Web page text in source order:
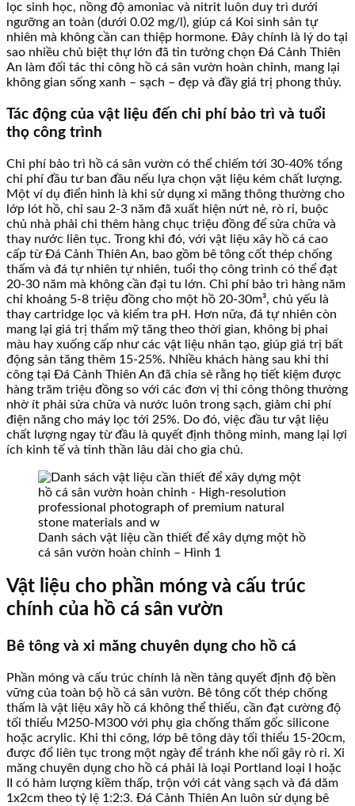
lọc sinh học, nồng độ amoniac và nitrit luôn duy trì dưới
ngưỡng an toàn (dưới 0.02 mg/l), giúp cá Koi sinh sản tự
nhiên mà không cần can thiệp hormone. Đây chính là lý do tại
sao nhiều chủ biệt thự lớn đã tin tưởng chọn Đá Cảnh Thiên
An làm đối tác thi công hồ cá sân vườn hoàn chỉnh, mang lại
không gian sống xanh – sạch – đẹp và đầy giá trị phong thủy.
Tác động của vật liệu đến chi phí bảo trì và tuổi
thọ công trình
Chi phí bảo trì hồ cá sân vườn có thể chiếm tới 30-40% tổng
chi phí đầu tư ban đầu nếu lựa chọn vật liệu kém chất lượng.
Một ví dụ điển hình là khi sử dụng xi măng thông thường cho
lớp lót hồ, chỉ sau 2-3 năm đã xuất hiện nứt nẻ, rò rỉ, buộc
chủ nhà phải chi thêm hàng chục triệu đồng để sửa chữa và
thay nước liên tục. Trong khi đó, với vật liệu xây hồ cá cao
cấp từ Đá Cảnh Thiên An, bao gồm bê tông cốt thép chống
thấm và đá tự nhiên tự nhiên, tuổi thọ công trình có thể đạt
20-30 năm mà không cần đại tu lớn. Chi phí bảo trì hàng năm
chỉ khoảng 5-8 triệu đồng cho một hồ 20-30m³, chủ yếu là
thay cartridge lọc và kiểm tra pH. Hơn nữa, đá tự nhiên còn
mang lại giá trị thẩm mỹ tăng theo thời gian, không bị phai
màu hay xuống cấp như các vật liệu nhân tạo, giúp giá trị bất
động sản tăng thêm 15-25%. Nhiều khách hàng sau khi thi
công tại Đá Cảnh Thiên An đã chia sẻ rằng họ tiết kiệm được
hàng trăm triệu đồng so với các đơn vị thi công thông thường
nhờ ít phải sửa chữa và nước luôn trong sạch, giảm chi phí
điện năng cho máy lọc tới 25%. Do đó, việc đầu tư vật liệu
chất lượng ngay từ đầu là quyết định thông minh, mang lại lợi
ích kinh tế và tinh thần lâu dài cho gia chủ.
Danh sách vật liệu cần thiết để xây dựng một hồ
cá sân vườn hoàn chỉnh – Hình 1
Vật liệu cho phần móng và cấu trúc
chính của hồ cá sân vườn
Bê tông và xi măng chuyên dụng cho hồ cá
Phần móng và cấu trúc chính là nền tảng quyết định độ bền
vững của toàn bộ hồ cá sân vườn. Bê tông cốt thép chống
thấm là vật liệu xây hồ cá không thể thiếu, cần đạt cường độ
tối thiểu M250-M300 với phụ gia chống thấm gốc silicone
hoặc acrylic. Khi thi công, lớp bê tông dày tối thiểu 15-20cm,
được đổ liên tục trong một ngày để tránh khe nối gây rò rỉ. Xi
măng chuyên dụng cho hồ cá phải là loại Portland loại I hoặc
II có hàm lượng kiềm thấp, trộn với cát vàng sạch và đá dăm
1x2cm theo tỷ lệ 1:2:3. Đá Cảnh Thiên An luôn sử dụng bê